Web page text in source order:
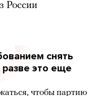
России
снять
это еще
чтобы партию